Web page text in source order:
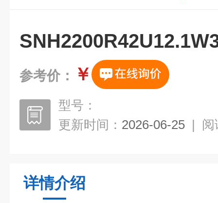
参考价： ￥
型号：
更新时间： 2026-06-25 | 阅
详情介绍